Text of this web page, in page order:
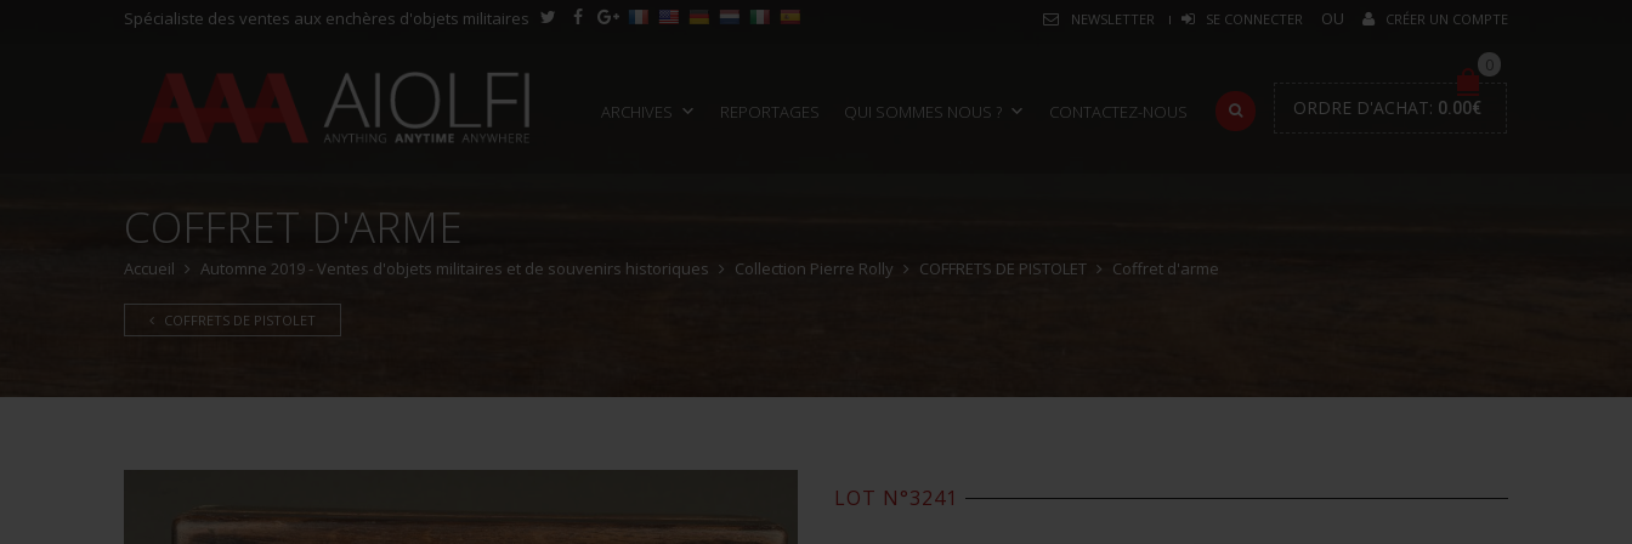
Spécialiste des ventes aux enchères d'objets militaires NEWSLETTER SE CONNECTER CRÉER UN COMPTE
ARCHIVES REPORTAGES QUI SOMMES NOUS ? CONTACTEZ-NOUS
0
ORDRE D'ACHAT: 0.00€
COFFRET D'ARME
Accueil Automne 2019 - Ventes d'objets militaires et de souvenirs historiques Collection Pierre Rolly COFFRETS DE PISTOLET Coffret d'arme
COFFRETS DE PISTOLET
LOT N°3241